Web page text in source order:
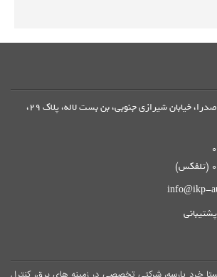
تهران، خیابان ملاصدرا، خیابان شیرازی جنوبی، بن بست لاله، پلاک 29،
info@ikp-